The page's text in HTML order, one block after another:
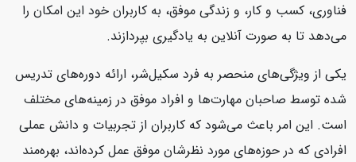
فناوری، کسب و کار، و زندگی موفق، به کاربران خود این امکان را
می‌دهد تا به صورت آنلاین به یادگیری بپردازند.
یکی از ویژگی‌های منحصر به فرد سکیل‌شر، ارائه دوره‌های تدریس
شده توسط صاحبان مهارت‌ها و افراد موفق در زمینه‌های مختلف
است. این امر باعث می‌شود که کاربران از تجربیات و دانش عملی
افرادی که در حوزه‌های مورد نظرشان موفق عمل کرده‌اند، بهره‌مند